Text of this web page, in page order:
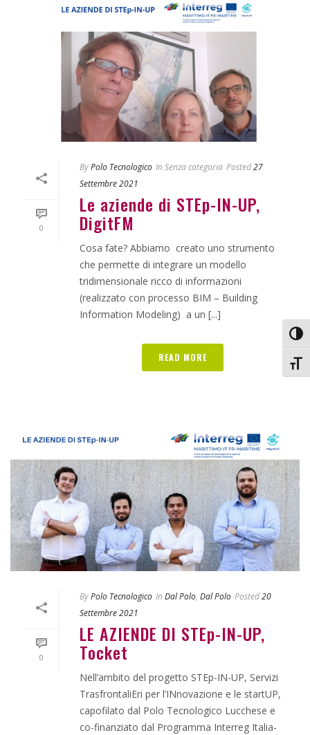
0
ByPolo Tecnologico In Senza categoria Posted27
Settembre 2021
Le aziende di STEp-IN-UP,
DigitFM
Cosa fate? Abbiamo creato uno strumento
che permette di integrare un modello
tridimensionale ricco di informazioni
(realizzato con processo BIM – Building
Information Modeling) a un [...]
READ MORE
0
ByPolo Tecnologico In Dal Polo, Dal Polo Posted20
Settembre 2021
LE AZIENDE DI STEp-IN-UP,
Tocket
Nell’ambito del progetto STEp-IN-UP, Servizi
TrasfrontaliEri per l’INnovazione e le startUP,
capofilato dal Polo Tecnologico Lucchese e
co-finanziato dal Programma Interreg Italia-